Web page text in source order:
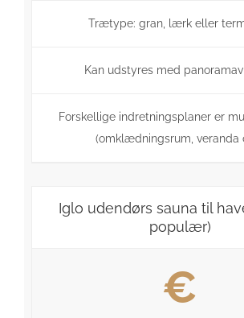
Trætype: gran, lærk eller
Kan udstyres med
Forskellige indretningsplaner er
(omklædningsrum, veranda
Iglo udendørs sauna til
populær)
€